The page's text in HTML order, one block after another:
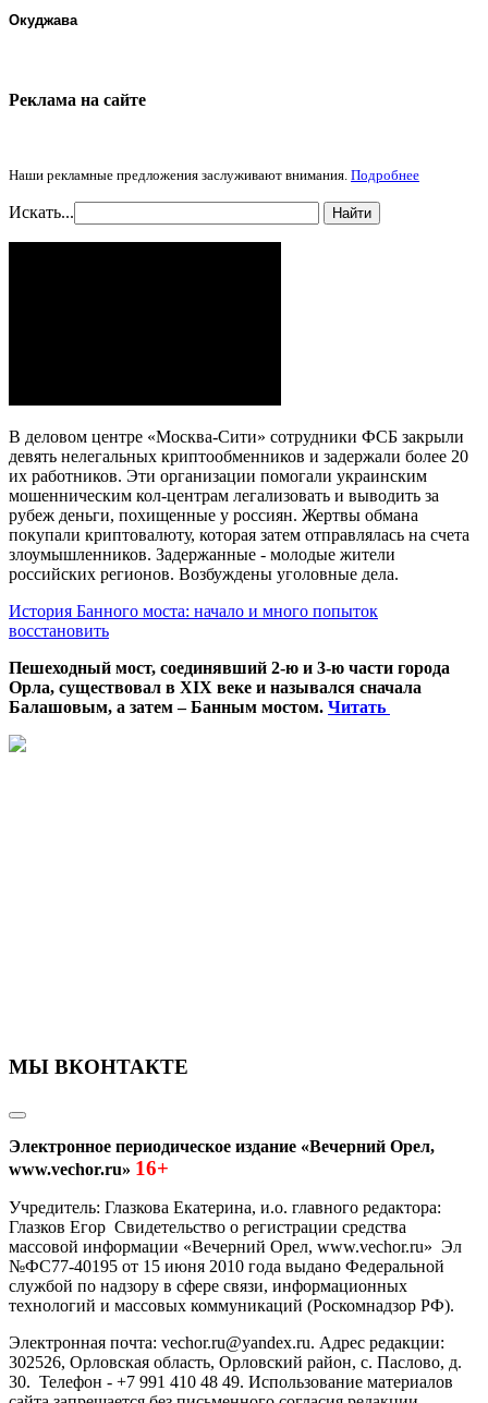
Окуджава
Реклама на cайте
Наши рекламные предложения заслуживают внимания. Подробнее
Искать... Найти
В деловом центре «Москва-Сити» сотрудники ФСБ закрыли
девять нелегальных криптообменников и задержали более 20
их работников. Эти организации помогали украинским
мошенническим кол-центрам легализовать и выводить за
рубеж деньги, похищенные у россиян. Жертвы обмана
покупали криптовалюту, которая затем отправлялась на счета
злоумышленников. Задержанные - молодые жители
российских регионов. Возбуждены уголовные дела.
История Банного моста: начало и много попыток
восстановить
Пешеходный мост, соединявший 2-ю и 3-ю части города
Орла, существовал в XIX веке и назывался сначала
Балашовым, а затем – Банным мостом. Читать
МЫ ВКОНТАКТЕ
Электронное периодическое издание «Вечерний Орел,
www.vechor.ru» 16+
Учредитель: Глазкова Екатерина, и.о. главного редактора:
Глазков Егор Свидетельство о регистрации средства
массовой информации «Вечерний Орел, www.vechor.ru» Эл
№ФС77-40195 от 15 июня 2010 года выдано Федеральной
службой по надзору в сфере связи, информационных
технологий и массовых коммуникаций (Роскомнадзор РФ).
Электронная почта: vechor.ru@yandex.ru. Адрес редакции:
302526, Орловская область, Орловский район, с. Паслово, д.
30. Телефон - +7 991 410 48 49. Использование материалов